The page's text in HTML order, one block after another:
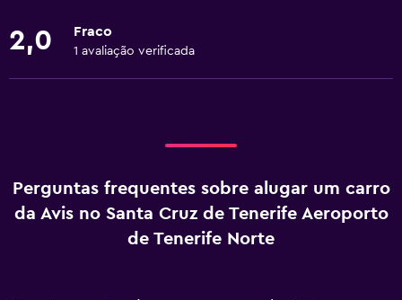
2,0 Fraco
1 avaliação verificada
Perguntas frequentes sobre alugar um carro
da Avis no Santa Cruz de Tenerife Aeroporto
de Tenerife Norte